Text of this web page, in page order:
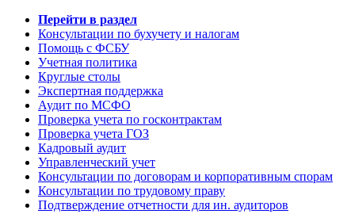
Перейти в раздел
Консультации по бухучету и налогам
Помощь с ФСБУ
Учетная политика
Круглые столы
Экспертная поддержка
Аудит по МСФО
Проверка учета по госконтрактам
Проверка учета ГОЗ
Кадровый аудит
Управленческий учет
Консультации по договорам и корпоративным спорам
Консультации по трудовому праву
Подтверждение отчетности для ин. аудиторов